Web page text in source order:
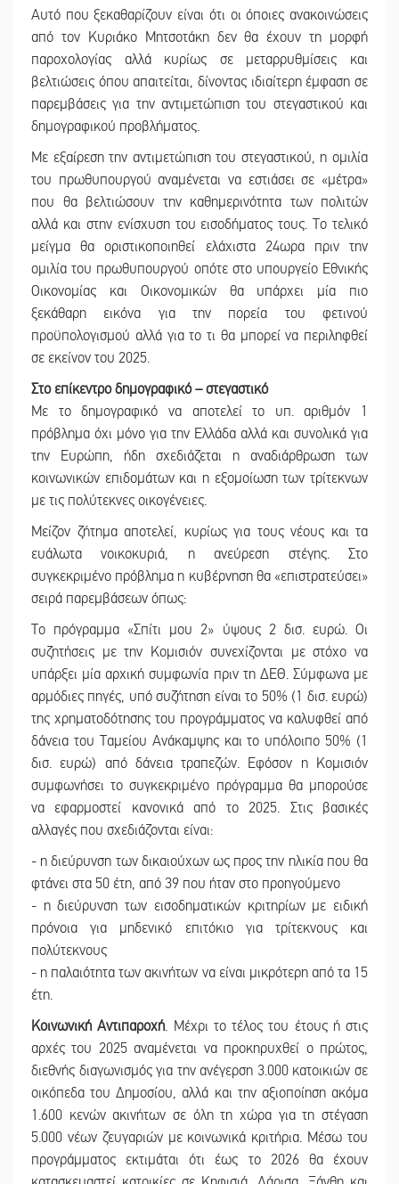
Αυτό που ξεκαθαρίζουν είναι ότι οι όποιες ανακοινώσεις
από τον Κυριάκο Μητσοτάκη δεν θα έχουν τη μορφή
παροχολογίας αλλά κυρίως σε μεταρρυθμίσεις και
βελτιώσεις όπου απαιτείται, δίνοντας ιδιαίτερη έμφαση σε
παρεμβάσεις για την αντιμετώπιση του στεγαστικού και
δημογραφικού προβλήματος.
Με εξαίρεση την αντιμετώπιση του στεγαστικού, η ομιλία
του πρωθυπουργού αναμένεται να εστιάσει σε «μέτρα»
που θα βελτιώσουν την καθημερινότητα των πολιτών
αλλά και στην ενίσχυση του εισοδήματος τους. Το τελικό
μείγμα θα οριστικοποιηθεί ελάχιστα 24ωρα πριν την
ομιλία του πρωθυπουργού οπότε στο υπουργείο Εθνικής
Οικονομίας και Οικονομικών θα υπάρχει μία πιο
ξεκάθαρη εικόνα για την πορεία του φετινού
προϋπολογισμού αλλά για το τι θα μπορεί να περιληφθεί
σε εκείνον του 2025.
Στο επίκεντρο δημογραφικό – στεγαστικό
Με το δημογραφικό να αποτελεί το υπ. αριθμόν 1
πρόβλημα όχι μόνο για την Ελλάδα αλλά και συνολικά για
την Ευρώπη, ήδη σχεδιάζεται η αναδιάρθρωση των
κοινωνικών επιδομάτων και η εξομοίωση των τρίτεκνων
με τις πολύτεκνες οικογένειες.
Μείζον ζήτημα αποτελεί, κυρίως για τους νέους και τα
ευάλωτα νοικοκυριά, η ανεύρεση στέγης. Στο
συγκεκριμένο πρόβλημα η κυβέρνηση θα «επιστρατεύσει»
σειρά παρεμβάσεων όπως:
Το πρόγραμμα «Σπίτι μου 2» ύψους 2 δισ. ευρώ. Οι
συζητήσεις με την Κομισιόν συνεχίζονται με στόχο να
υπάρξει μία αρχική συμφωνία πριν τη ΔΕΘ. Σύμφωνα με
αρμόδιες πηγές, υπό συζήτηση είναι το 50% (1 δισ. ευρώ)
της χρηματοδότησης του προγράμματος να καλυφθεί από
δάνεια του Ταμείου Ανάκαμψης και το υπόλοιπο 50% (1
δισ. ευρώ) από δάνεια τραπεζών. Εφόσον η Κομισιόν
συμφωνήσει το συγκεκριμένο πρόγραμμα θα μπορούσε
να εφαρμοστεί κανονικά από το 2025. Στις βασικές
αλλαγές που σχεδιάζονται είναι:
- η διεύρυνση των δικαιούχων ως προς την ηλικία που θα
φτάνει στα 50 έτη, από 39 που ήταν στο προηγούμενο
- η διεύρυνση των εισοδηματικών κριτηρίων με ειδική
πρόνοια για μηδενικό επιτόκιο για τρίτεκνους και
πολύτεκνους
- η παλαιότητα των ακινήτων να είναι μικρότερη από τα 15
έτη.
Κοινωνική Αντιπαροχή. Μέχρι το τέλος του έτους ή στις
αρχές του 2025 αναμένεται να προκηρυχθεί ο πρώτος,
διεθνής διαγωνισμός για την ανέγερση 3.000 κατοικιών σε
οικόπεδα του Δημοσίου, αλλά και την αξιοποίηση ακόμα
1.600 κενών ακινήτων σε όλη τη χώρα για τη στέγαση
5.000 νέων ζευγαριών με κοινωνικά κριτήρια. Μέσω του
προγράμματος εκτιμάται ότι έως το 2026 θα έχουν